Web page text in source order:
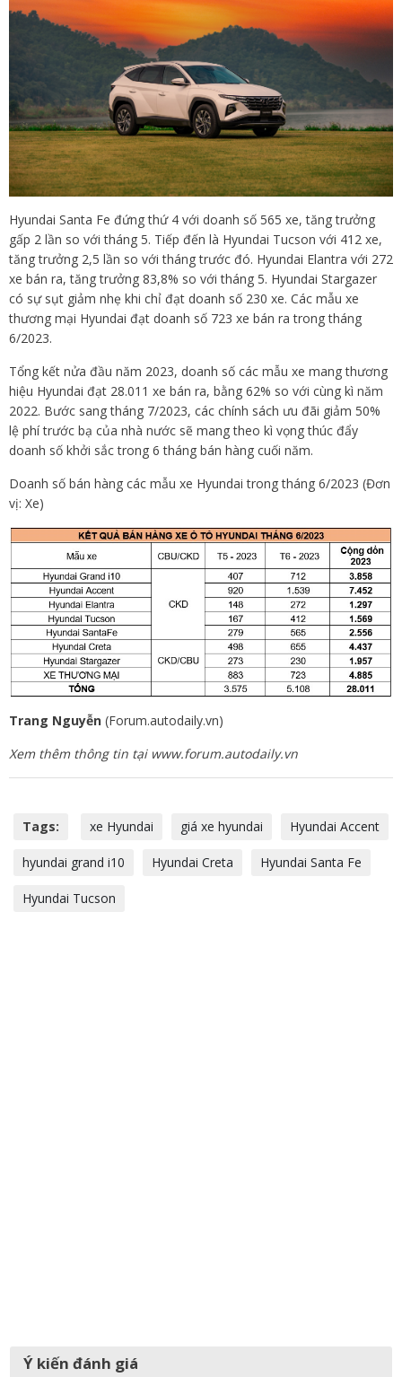
Hyundai Santa Fe đứng thứ 4 với doanh số 565 xe, tăng trưởng
gấp 2 lần so với tháng 5. Tiếp đến là Hyundai Tucson với 412 xe,
tăng trưởng 2,5 lần so với tháng trước đó. Hyundai Elantra với 272
xe bán ra, tăng trưởng 83,8% so với tháng 5. Hyundai Stargazer
có sự sụt giảm nhẹ khi chỉ đạt doanh số 230 xe. Các mẫu xe
thương mại Hyundai đạt doanh số 723 xe bán ra trong tháng
6/2023.
Tổng kết nửa đầu năm 2023, doanh số các mẫu xe mang thương
hiệu Hyundai đạt 28.011 xe bán ra, bằng 62% so với cùng kì năm
2022. Bước sang tháng 7/2023, các chính sách ưu đãi giảm 50%
lệ phí trước bạ của nhà nước sẽ mang theo kì vọng thúc đẩy
doanh số khởi sắc trong 6 tháng bán hàng cuối năm.
Doanh số bán hàng các mẫu xe Hyundai trong tháng 6/2023 (Đơn
vị: Xe)
Trang Nguyễn (Forum.autodaily.vn)
Xem thêm thông tin tại www.forum.autodaily.vn
Tags: xe Hyundai giá xe hyundai Hyundai Accent
hyundai grand i10 Hyundai Creta Hyundai Santa Fe
Hyundai Tucson
Ý kiến đánh giá